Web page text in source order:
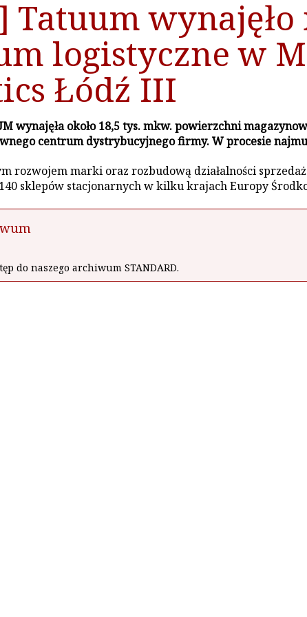
Tatuum wynajęło
logistyczne w
Łódź III
wynajęła około 18,5 tys. mkw. powierzchni
centrum dystrybucyjnego firmy. W procesie
rozwojem marki oraz rozbudową działalności
sklepów stacjonarnych w kilku krajach Europy
do naszego archiwum STANDARD.